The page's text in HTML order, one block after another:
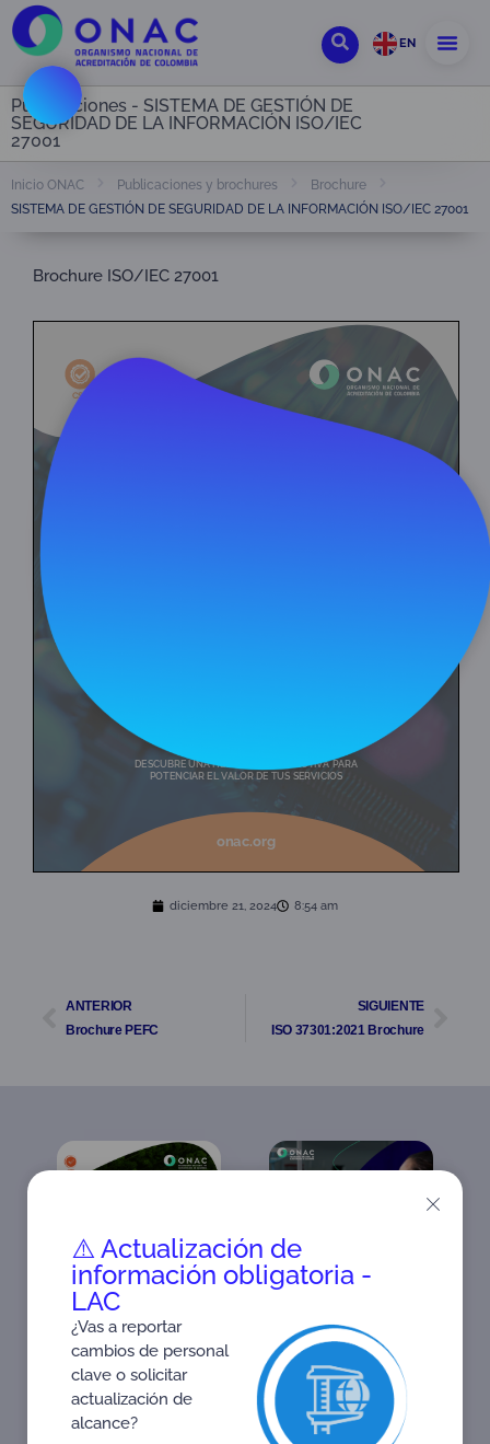
EN
Publicaciones - SISTEMA DE GESTIÓN DE
SEGURIDAD DE LA INFORMACIÓN ISO/IEC
27001
Inicio ONAC Publicaciones y brochures
Brochure
SISTEMA DE GESTIÓN DE SEGURIDAD DE LA INFORMACIÓN ISO/IEC 27001
Brochure ISO/IEC 27001
diciembre 21, 2024 8:54 am
ANTERIOR
Brochure PEFC
SIGUIENTE
ISO 37301:2021 Brochure
de acreditación
cobertura de sectores
económicos
Informe de gestión 2025
⚠️ Actualización de
información obligatoria -
LAC
¿Vas a reportar
cambios de personal
clave o solicitar
actualización de
alcance?